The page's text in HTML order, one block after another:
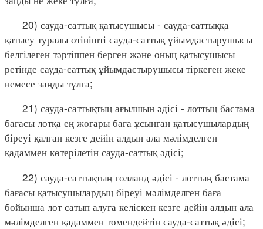
20) сауда-саттық қатысушысы - сауда-саттыққа
қатысу туралы өтінішті сауда-саттық ұйымдастырушысы
белгілеген тәртіппен берген және оның қатысушысы
ретінде сауда-саттық ұйымдастырушысы тіркеген жеке
немесе заңды тұлға;
21) сауда-саттықтың ағылшын әдісі - лоттың бастама
бағасы лотқа ең жоғары баға ұсынған қатысушылардың
біреуі қалған кезге дейін алдын ала мәлімделген
қадаммен көтерілетін сауда-саттық әдісі;
22) сауда-саттықтың голланд әдісі - лоттың бастама
бағасы қатысушылардың біреуі мәлімделген баға
бойынша лот сатып алуға келіскен кезге дейін алдын ала
мәлімделген қадаммен төмендейтін сауда-саттық әдісі;